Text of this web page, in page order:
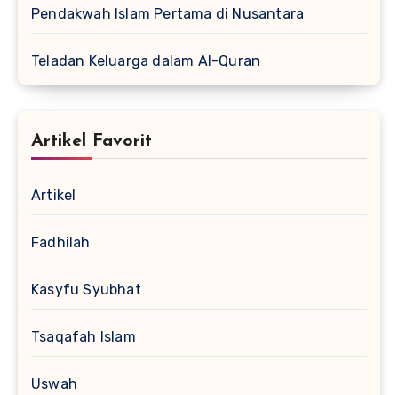
Pendakwah Islam Pertama di Nusantara
Teladan Keluarga dalam Al-Quran
Artikel Favorit
Artikel
Fadhilah
Kasyfu Syubhat
Tsaqafah Islam
Uswah